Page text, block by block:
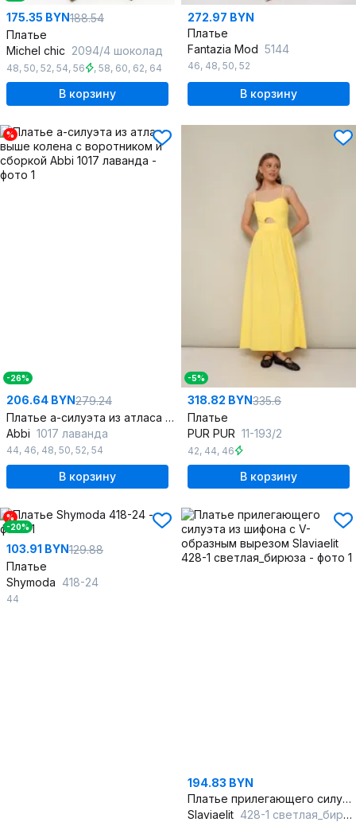
175.35 BYN188.54
Платье
Michel chic 2094/4 шоколад
48, 50, 52, 54, 56 , 58, 60, 62, 64
В корзину
272.97 BYN
Платье
Fantazia Mod 5144
46, 48, 50, 52
В корзину
%
-26%
206.64 BYN279.24
Платье а-силуэта из атласа выше колена с воротником и сборкой
Abbi 1017 лаванда
44, 46, 48, 50, 52, 54
В корзину
-5%
318.82 BYN335.6
Платье
PUR PUR 11-193/2
42, 44, 46
В корзину
%
-20%
103.91 BYN129.88
Платье
Shymoda 418-24
44
194.83 BYN
Платье прилегающего силуэта из шифона с V-образным вырезом
Slaviaelit 428-1 светлая_бирюза